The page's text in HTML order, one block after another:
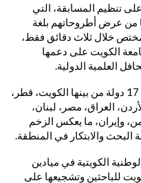
تنظيم المسابقة، التي
من عرض أطروحاتهم بلغة
خلال ثلاث دقائق فقط،
الكويت على دعمها
العلمية الدولية.
وشهدت المسابقة مشاركة ممثلين عن 17 دولة من بينها الكويت، قطر،
العراق، مصر، لبنان،
وإيران، ما يعكس الزخم
البحث والابتكار في المنطقة.
الكويتية في ميادين
للباحثين وتشجيعها على